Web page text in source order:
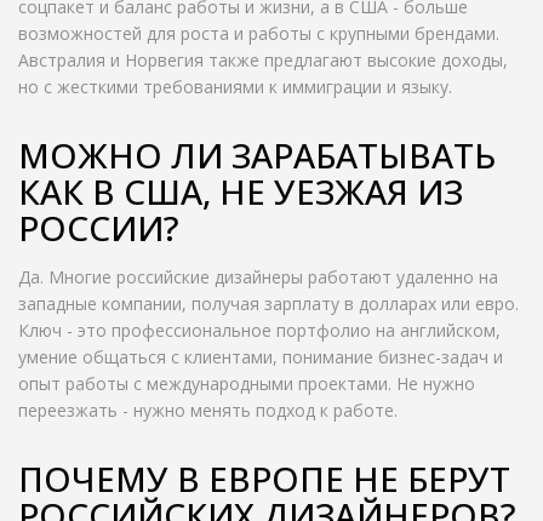
соцпакет и баланс работы и жизни, а в США - больше
возможностей для роста и работы с крупными брендами.
Австралия и Норвегия также предлагают высокие доходы,
но с жесткими требованиями к иммиграции и языку.
МОЖНО ЛИ ЗАРАБАТЫВАТЬ
КАК В США, НЕ УЕЗЖАЯ ИЗ
РОССИИ?
Да. Многие российские дизайнеры работают удаленно на
западные компании, получая зарплату в долларах или евро.
Ключ - это профессиональное портфолио на английском,
умение общаться с клиентами, понимание бизнес-задач и
опыт работы с международными проектами. Не нужно
переезжать - нужно менять подход к работе.
ПОЧЕМУ В ЕВРОПЕ НЕ БЕРУТ